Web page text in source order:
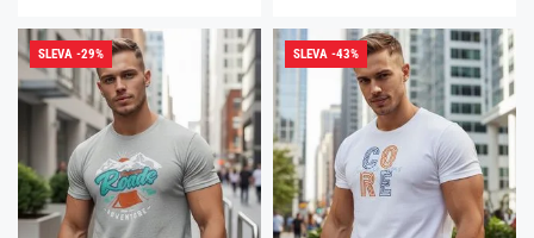
SLEVA -29% SLEVA -43%